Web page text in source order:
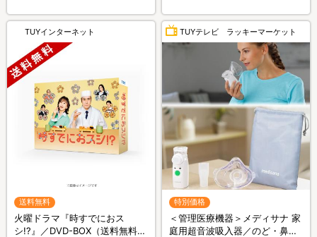
TUYインターネット
送料無料
火曜ドラマ『時すでにおス
シ!?』／DVD-BOX（送料無料・
TUYテレビ ラッキーマーケット
特別価格
＜管理医療機器＞メディサナ 家
庭用超音波吸入器／のど・鼻の